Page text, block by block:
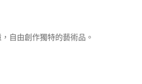
自由創作獨特的藝術品。